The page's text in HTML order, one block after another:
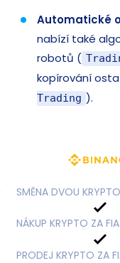
Automatické
nabízí také
robotů (
kopírování
Trading ).
SMĚNA DVOU
NÁKUP KRYPTO ZA
PRODEJ KRYPTO ZA